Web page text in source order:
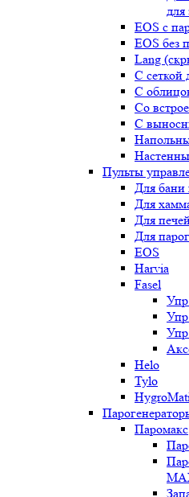
для
EOS с
EOS без
Lang
С сеткой
С
Со
С
Пульты
Для бани
Для
Для
Для
EOS
Harvia
Fasel
Helo
Tylo
Паромакс